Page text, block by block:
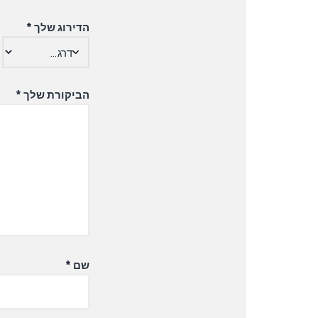
הדירוג שלך *
הביקורת שלך *
שם *